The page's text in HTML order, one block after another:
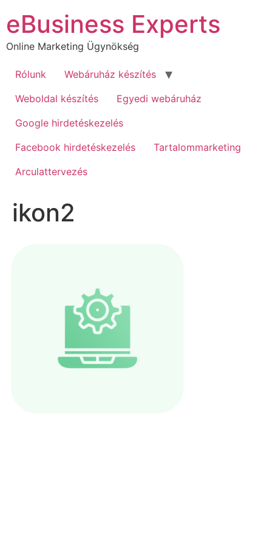
tartalomhoz
eBusiness Experts
Online Marketing Ügynökség
Rólunk
Webáruház készítés
Weboldal készítés
Egyedi webáruház
Google hirdetéskezelés
Facebook hirdetéskezelés
Tartalommarketing
Arculattervezés
ikon2